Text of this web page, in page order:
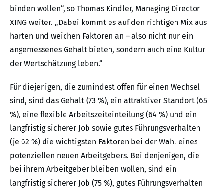
binden wollen“, so Thomas Kindler, Managing Director
XING weiter. „Dabei kommt es auf den richtigen Mix aus
harten und weichen Faktoren an – also nicht nur ein
angemessenes Gehalt bieten, sondern auch eine Kultur
der Wertschätzung leben.“
Für diejenigen, die zumindest offen für einen Wechsel
sind, sind das Gehalt (73 %), ein attraktiver Standort (65
%), eine flexible Arbeitszeiteinteilung (64 %) und ein
langfristig sicherer Job sowie gutes Führungsverhalten
(je 62 %) die wichtigsten Faktoren bei der Wahl eines
potenziellen neuen Arbeitgebers. Bei denjenigen, die
bei ihrem Arbeitgeber bleiben wollen, sind ein
langfristig sicherer Job (75 %), gutes Führungsverhalten